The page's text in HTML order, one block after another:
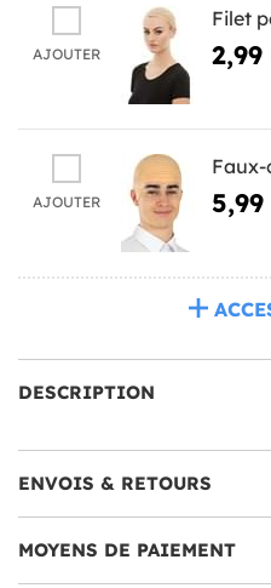
AJOUTER
Filet
2,99
AJOUTER
DESCRIPTION
ENVOIS & RETOURS
MOYENS DE PAIEMENT